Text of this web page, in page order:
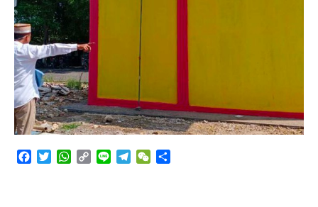
Angkutan Bawang Bombay Tak Sesuai Dokumen
FacebookTwitterWhatsApp
Copy
Line TelegramWeChat